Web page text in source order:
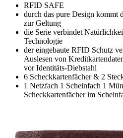
RFID SAFE
durch das pure Design kommt
zur Geltung
die Serie verbindet
Technologie
der eingebaute RFID Schutz
Auslesen von
vor Identitäts-Diebstahl
6 Scheckkartenfächer & 2
1 Netzfach 1 Scheinfach 1
Scheckkartenfächer im